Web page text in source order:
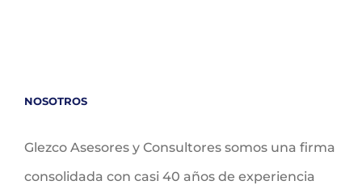
NOSOTROS
Glezco Asesores y Consultores somos una firma
consolidada con casi 40 años de experiencia